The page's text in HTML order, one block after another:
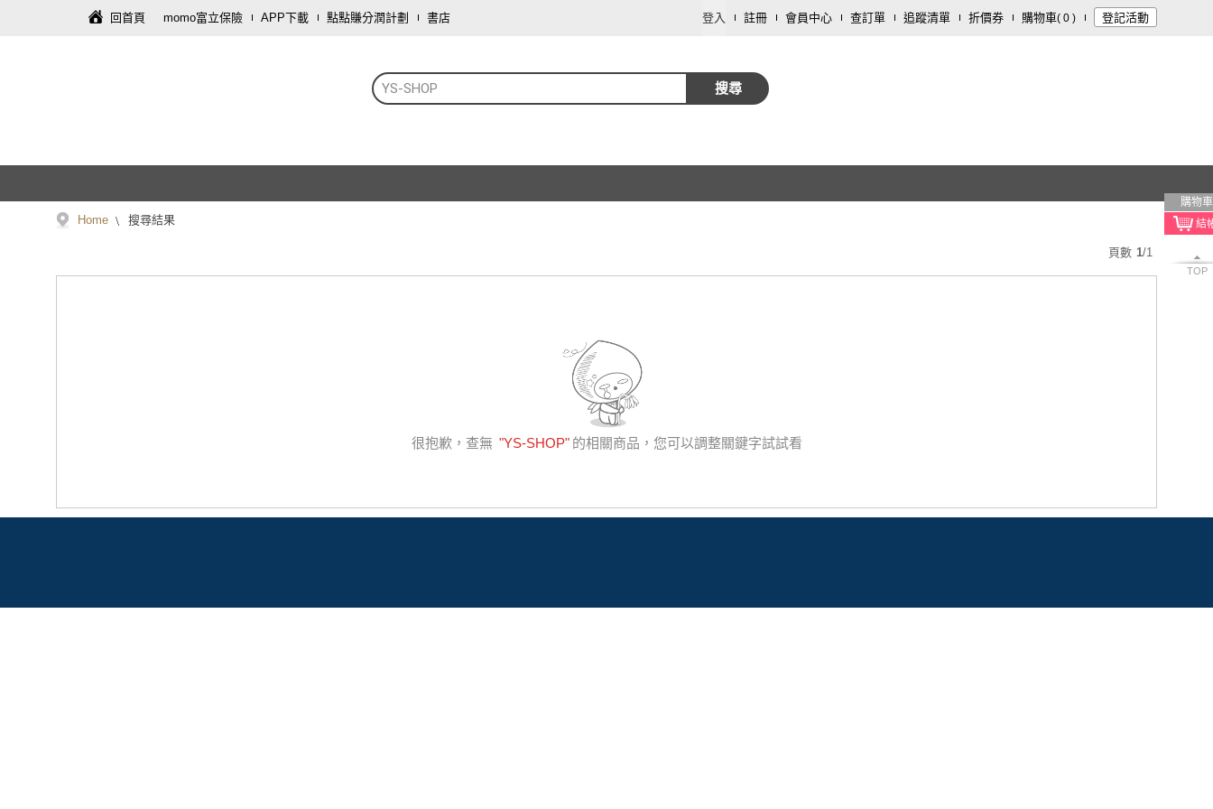
回首頁 momo富立保險 APP下載 點點賺分潤計劃 書店 登入 註冊 會員中心 查訂單 追蹤清單 折價券 購物車( 0 ) 登記活動
YS-SHOP 搜尋
購物車
TOP
Home 搜尋結果
頁數 1/1
很抱歉，查無 "YS-SHOP" 的相關商品，您可以調整關鍵字試試看